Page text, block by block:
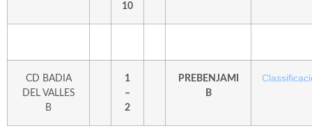
10
CD BADIA
DEL VALLES
B
1
–
2
PREBENJAMI
B